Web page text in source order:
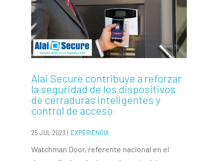
Alai Secure contribuye a reforzar
la seguridad de los dispositivos
de cerraduras inteligentes y
control de acceso
25 JUL 2023 | EXPERIENCIA
Watchman Door, referente nacional en el